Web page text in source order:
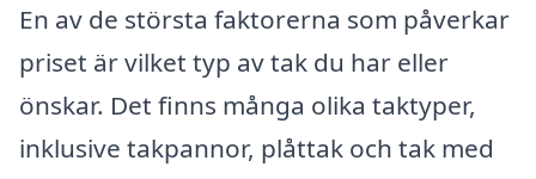
En av de största faktorerna som påverkar
priset är vilket typ av tak du har eller
önskar. Det finns många olika taktyper,
inklusive takpannor, plåttak och tak med